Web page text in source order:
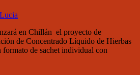
Lucia
en Chillán el proyecto de
de Concentrado Líquido de Hierbas
de sachet individual con